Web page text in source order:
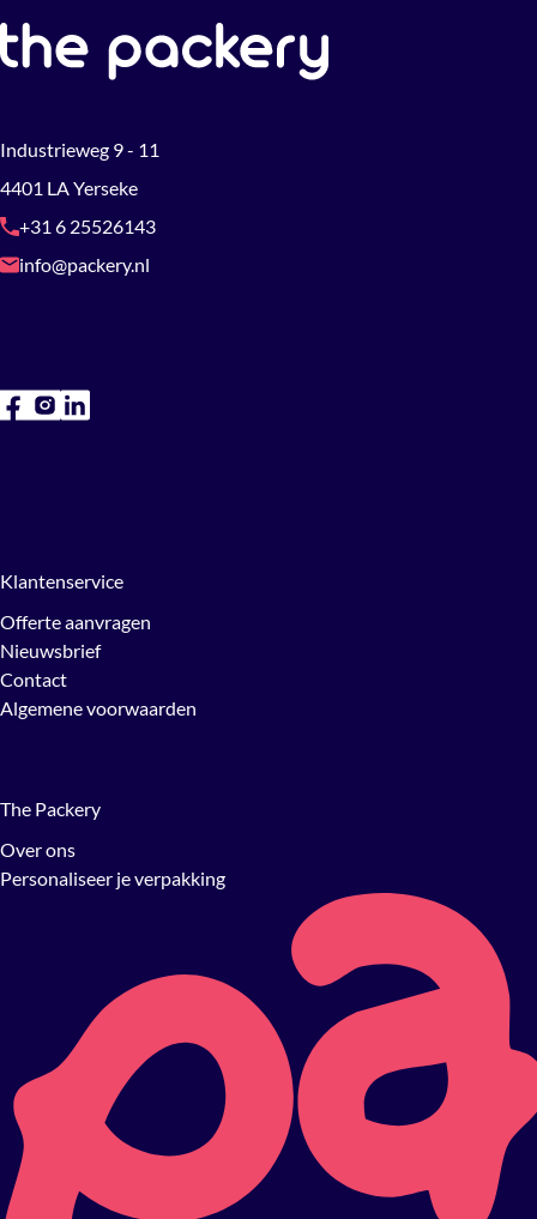
Industrieweg 9 - 11
4401 LA Yerseke
+31 6 25526143
info@packery.nl
Klantenservice
Offerte aanvragen
Nieuwsbrief
Contact
Algemene voorwaarden
The Packery
Over ons
Personaliseer je verpakking